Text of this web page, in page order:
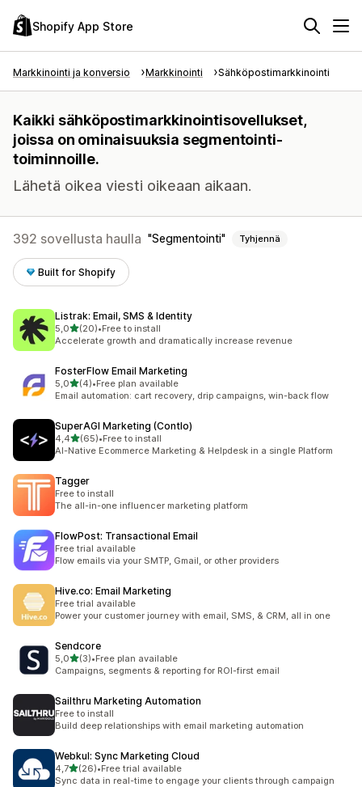
Shopify App Store
Markkinointi ja konversio Markkinointi Sähköpostimarkkinointi
Kaikki sähköpostimarkkinointisovellukset,
joissa on ominaisuuksia segmentointi-
toiminnoille.
Lähetä oikea viesti oikeaan aikaan.
392 sovellusta haulla Segmentointi Tyhjennä
Built for Shopify
Listrak: Email, SMS & Identity
5,0/ 5 tähteä
(20)
20 arvostelua yhteensä
•Free to install
Accelerate growth and dramatically increase revenue
FosterFlow Email Marketing
5,0/ 5 tähteä
(4)
4 arvostelua yhteensä
•Free plan available
Email automation: cart recovery, drip campaigns, win-back flow
SuperAGI Marketing (Contlo)
4,4/ 5 tähteä
(65)
65 arvostelua yhteensä
•Free to install
AI-Native Ecommerce Marketing & Helpdesk in a single Platform
Tagger
Free to install
The all-in-one influencer marketing platform
FlowPost: Transactional Email
Free trial available
Flow emails via your SMTP, Gmail, or other providers
Hive.co: Email Marketing
Free trial available
Power your customer journey with email, SMS, & CRM, all in one
Sendcore
5,0/ 5 tähteä
(3)
3 arvostelua yhteensä
•Free plan available
Campaigns, segments & reporting for ROI-first email
Sailthru Marketing Automation
Free to install
Build deep relationships with email marketing automation
Webkul: Sync Marketing Cloud
4,7/ 5 tähteä
(26)
26 arvostelua yhteensä
•Free trial available
Sync data in real-time to engage your clients through campaign